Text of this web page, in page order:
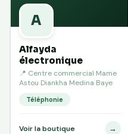
A
Alfayda
électronique
📍 Centre commercial Mame
Astou Diankha Medina Baye
Téléphonie
Voir la boutique →